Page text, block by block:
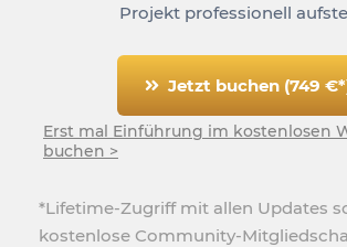
Projekt professionell
Jetzt buchen (749
Erst mal Einführung im kostenlosen
buchen >
*Lifetime-Zugriff mit allen Updates
kostenlose Community-